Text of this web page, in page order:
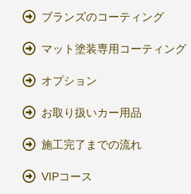
ブランズのコーティング
マット塗装専用コーティング
オプション
お取り扱いカー用品
施工完了までの流れ
VIPコース